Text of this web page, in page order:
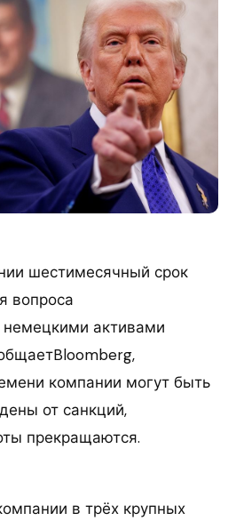
шестимесячный срок
вопроса
немецкими активами
компании могут быть
от санкций,
прекращаются.
в трёх крупных